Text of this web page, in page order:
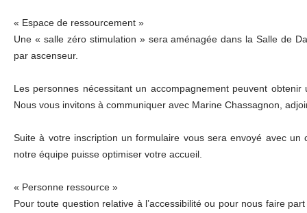
« Espace de ressourcement »
Une « salle zéro stimulation » sera aménagée dans la Salle de
par ascenseur.
Les personnes nécessitant un accompagnement peuvent
Nous vous invitons à communiquer avec Marine Chassagnon,
Suite à votre inscription un formulaire vous sera envoyé avec
notre équipe puisse optimiser votre accueil.
« Personne ressource »
Pour toute question relative à l’accessibilité ou pour nous faire